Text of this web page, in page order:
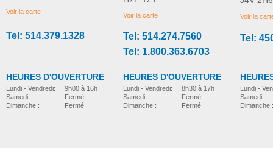
adaptation-residentielle adaptation-residentielle
CAD$0.00
PLUS D'INFORMATION
Voir la carte
Tel: 514.379.1328
HEURES D'OUVERTURE
Lundi - Vendredi:
Samedi :
Dimanche :
9h00 à 16h
Fermé
Fermé
Voir la carte
Tel: 514.274.7560
Tel: 1.800.363.6703
HEURES D'OUVERTURE
Lundi - Vendredi:
Samedi :
Dimanche :
8h30 à 17h
Fermé
Fermé
Voir la
Tel:
Lundi -
Samedi :
Dimanche :